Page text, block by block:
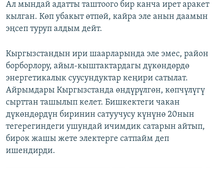
Ал мындай адатты таштоого бир канча ирет аракет
кылган. Көп убакыт өтпөй, кайра эле анын даамын
эңсеп туруп алдым дейт.
Кыргызстандын ири шаарларында эле эмес, район
борборлору, айыл-кыштактардагы дүкөндөрдө
энергетикалык суусундуктар кеңири сатылат.
Айрымдары Кыргызстанда өндүрүлгөн, көпчүлүгү
сырттан ташылып келет. Бишкектеги чакан
дүкөндөрдүн биринин сатуучусу күнүнө 20нын
тегерегиндеги ушундай ичимдик сатарын айтып,
бирок жашы жете электерге сатпайм деп
ишендирди.